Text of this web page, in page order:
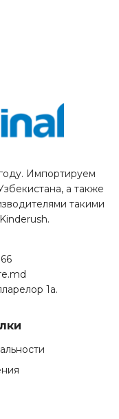
Импортируем
а также
такими
1а.